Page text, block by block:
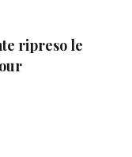
ripreso le